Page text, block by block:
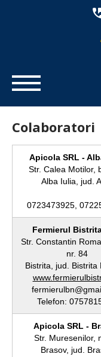
Colaboratori
Apicola SRL -
Str. Calea Motilor,
Alba Iulia, jud.
0723473925,
Fermierul
Str. Constantin
nr. 84
Bistrita, jud. Bistrita
Telefon:
Apicola SRL -
Str. Muresenilor,
Brasov, jud.